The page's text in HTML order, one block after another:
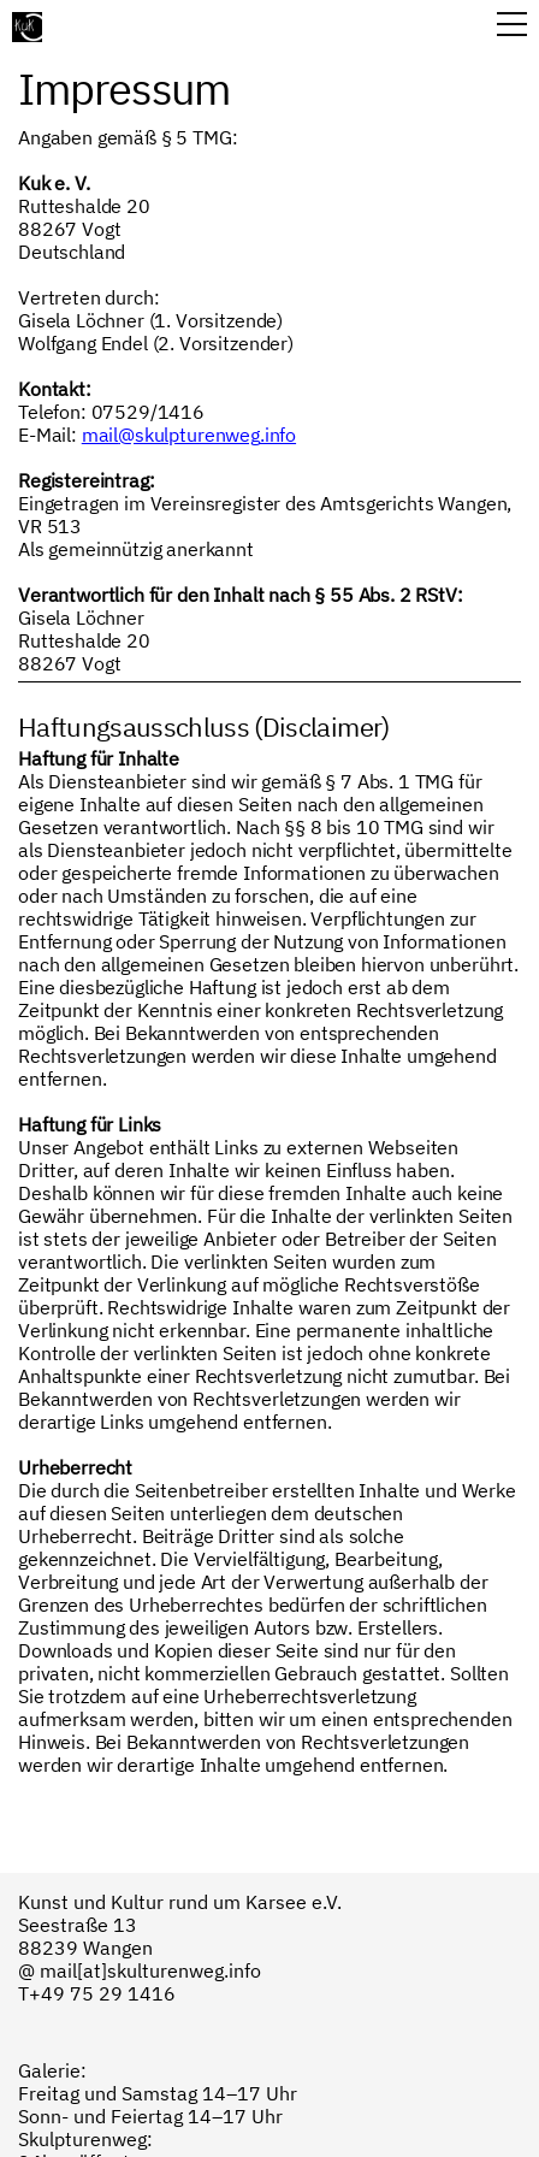
Impressum
Angaben gemäß § 5 TMG:
Kuk e. V.
Rutteshalde 20
88267 Vogt
Deutschland
Vertreten durch:
Gisela Löchner (1. Vorsitzende)
Wolfgang Endel (2. Vorsitzender)
Kontakt:
Telefon: 07529/1416
E-Mail: mail@skulpturenweg.info
Registereintrag:
Eingetragen im Vereinsregister des Amtsgerichts Wangen,
VR 513
Als gemeinnützig anerkannt
Verantwortlich für den Inhalt nach § 55 Abs. 2 RStV:
Gisela Löchner
Rutteshalde 20
88267 Vogt
Haftungsausschluss (Disclaimer)
Haftung für Inhalte
Als Diensteanbieter sind wir gemäß § 7 Abs. 1 TMG für
eigene Inhalte auf diesen Seiten nach den allgemeinen
Gesetzen verantwortlich. Nach §§ 8 bis 10 TMG sind wir
als Diensteanbieter jedoch nicht verpflichtet, übermittelte
oder gespeicherte fremde Informationen zu überwachen
oder nach Umständen zu forschen, die auf eine
rechtswidrige Tätigkeit hinweisen. Verpflichtungen zur
Entfernung oder Sperrung der Nutzung von Informationen
nach den allgemeinen Gesetzen bleiben hiervon unberührt.
Eine diesbezügliche Haftung ist jedoch erst ab dem
Zeitpunkt der Kenntnis einer konkreten Rechtsverletzung
möglich. Bei Bekanntwerden von entsprechenden
Rechtsverletzungen werden wir diese Inhalte umgehend
entfernen.
Haftung für Links
Unser Angebot enthält Links zu externen Webseiten
Dritter, auf deren Inhalte wir keinen Einfluss haben.
Deshalb können wir für diese fremden Inhalte auch keine
Gewähr übernehmen. Für die Inhalte der verlinkten Seiten
ist stets der jeweilige Anbieter oder Betreiber der Seiten
verantwortlich. Die verlinkten Seiten wurden zum
Zeitpunkt der Verlinkung auf mögliche Rechtsverstöße
überprüft. Rechtswidrige Inhalte waren zum Zeitpunkt der
Verlinkung nicht erkennbar. Eine permanente inhaltliche
Kontrolle der verlinkten Seiten ist jedoch ohne konkrete
Anhaltspunkte einer Rechtsverletzung nicht zumutbar. Bei
Bekanntwerden von Rechtsverletzungen werden wir
derartige Links umgehend entfernen.
Urheberrecht
Die durch die Seitenbetreiber erstellten Inhalte und Werke
auf diesen Seiten unterliegen dem deutschen
Urheberrecht. Beiträge Dritter sind als solche
gekennzeichnet. Die Vervielfältigung, Bearbeitung,
Verbreitung und jede Art der Verwertung außerhalb der
Grenzen des Urheberrechtes bedürfen der schriftlichen
Zustimmung des jeweiligen Autors bzw. Erstellers.
Downloads und Kopien dieser Seite sind nur für den
privaten, nicht kommerziellen Gebrauch gestattet. Sollten
Sie trotzdem auf eine Urheberrechtsverletzung
aufmerksam werden, bitten wir um einen entsprechenden
Hinweis. Bei Bekanntwerden von Rechtsverletzungen
werden wir derartige Inhalte umgehend entfernen.
Kunst und Kultur rund um Karsee e.V.
Seestraße 13
88239 Wangen
@ mail[at]skulturenweg.info
T+49 75 29 1416
Galerie:
Freitag und Samstag 14–17 Uhr
Sonn- und Feiertag 14–17 Uhr
Skulpturenweg: